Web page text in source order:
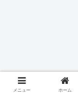
メニュー ホーム